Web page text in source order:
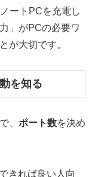
ートPCを充電し
」がPCの必要ワ
が大切です。
を知る
、 ポート数を決め
きれば良い人向